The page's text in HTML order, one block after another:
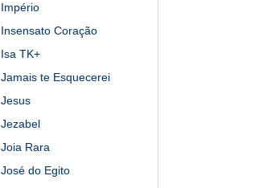
Império
Insensato Coração
Isa TK+
Jamais te Esquecerei
Jesus
Jezabel
Joia Rara
José do Egito